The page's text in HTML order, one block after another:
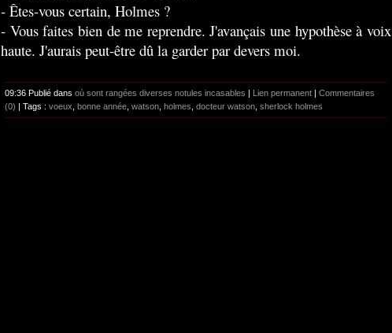
- Êtes-vous certain, Holmes ?
- Vous faites bien de me reprendre. J'avançais une hypothèse à voix
haute. J'aurais peut-être dû la garder par devers moi.
09:36 Publié dans où sont rangées diverses notules incasables Lien permanent
Commentaires
(0) | Tags : voeux, bonne année, watson, holmes, docteur watson, sherlock holmes